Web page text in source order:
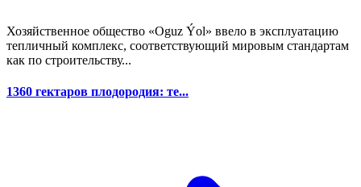
Хозяйственное общество «Oguz Ýol» ввело в эксплуатацию
тепличный комплекс, соответствующий мировым стандартам
как по строительству...
1360 гектаров плодородия: те...